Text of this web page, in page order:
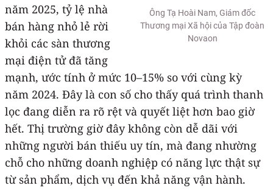
Ông Tạ Hoài Nam, Giám đốc
Thương mại Xã hội của Tập đoàn
Novaon
năm 2025, tỷ lệ nhà
bán hàng nhỏ lẻ rời
khỏi các sàn thương
mại điện tử đã tăng
mạnh, ước tính ở mức 10–15% so với cùng kỳ
năm 2024. Đây là con số cho thấy quá trình thanh
lọc đang diễn ra rõ rệt và quyết liệt hơn bao giờ
hết. Thị trường giờ đây không còn dễ dãi với
những người bán thiếu uy tín, mà đang nhường
chỗ cho những doanh nghiệp có năng lực thật sự
từ sản phẩm, dịch vụ đến khả năng vận hành.